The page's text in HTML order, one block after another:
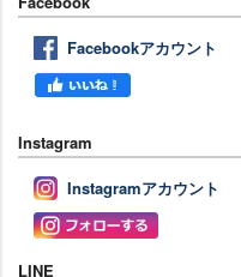
Facebookアカウント
Instagram
Instagramアカウント
LINE